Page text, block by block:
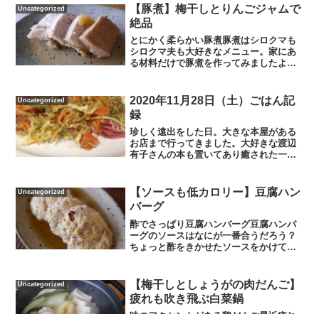
りおろし〇焼売...
Uncategorized
【豚煮】梅干しとりんごジャムで
絶品
とにかく柔らかい豚煮豚煮はシロクマも
シロクマ夫も大好きなメニュー。家にあ
る材料だけで豚煮を作ってみましたよ。
ム大さじ1・梅干し1個・はちみつ大さじ
1。大鍋にたっぷり...
Uncategorized
2020年11月28日（土）ごはん記
録
珍しく遠出をした日。大きな本屋がある
お店まで行ってきました。大好きな渡辺
有子さんの本も置いてあり癒された一
シロクマシロクマ夫目玉焼きとハムチー
ズ野菜オープンサンド...
Uncategorized
【ソースも低カロリー】豆腐ハン
バーグ
酢でさっぱり豆腐ハンバーグ豆腐ハンバ
ーグのソースはなにが一番合うだろう？
ちょっと酢をきかせたソースをかけてみ
分温め水切りしました。材料を混ぜ合わ
せて丸く形を整えて...
Uncategorized
【梅干しとしょうがの肉だんご】
疲れも吹き飛ぶ白菜鍋